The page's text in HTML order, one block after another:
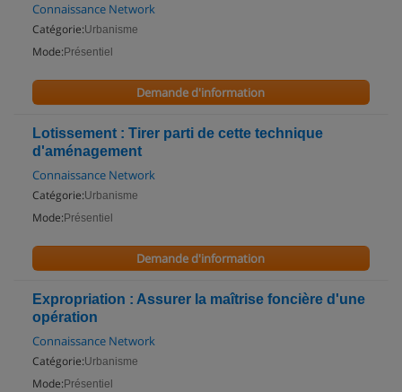
Connaissance Network
Catégorie:Urbanisme
Mode: Présentiel
Demande d'information
Lotissement : Tirer parti de cette technique
d'aménagement
Connaissance Network
Catégorie:Urbanisme
Mode: Présentiel
Demande d'information
Expropriation : Assurer la maîtrise foncière d'une
opération
Connaissance Network
Catégorie:Urbanisme
Mode: Présentiel